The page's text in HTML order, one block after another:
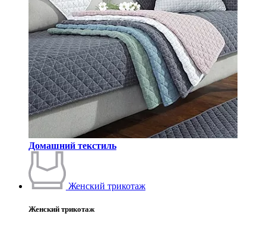
Домашний текстиль
Женский трикотаж
Женский трикотаж